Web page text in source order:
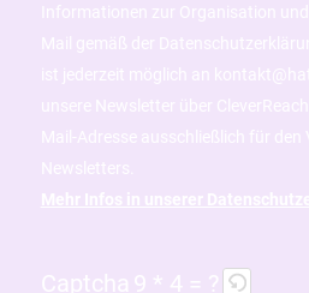
Informationen zur Organisation
Mail gemäß der
ist jederzeit möglich an
unsere Newsletter über
Mail-Adresse ausschließlich für den
Newsletters.
Mehr Infos in unserer
Captcha 9 * 4 = ?